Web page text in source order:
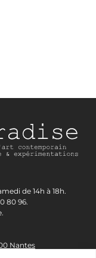
de 14h à 18h.
80 96.
Nantes